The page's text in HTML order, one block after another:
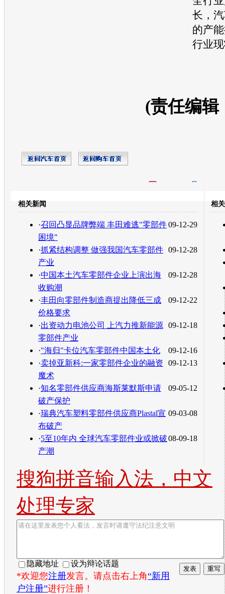
长，
的产能
行业
(责任编辑
转发至：
相关新闻
09-12-29
·召回凸显品牌弊端 丰田难逃"零部件
困境"
09-12-28
·抓紧结构调整 做强我国汽车零部件
产业
09-12-28
·中国本土汽车零部件企业上演出海
收购潮
09-12-22
·丰田向零部件制造商提出降低三成
价格要求
09-12-18
·出资动力电池公司 上汽力推新能源
零部件产业
09-12-16
·"海归"卡位汽车零部件中国本土化
09-12-13
·卖掉亚新科:一家零部件企业的融资
魔术
09-05-12
·知名零部件供应商海斯莱默斯申请
破产保护
09-03-08
·瑞典汽车塑料零部件供应商Plastal宣
布破产
08-09-18
·5至10年内 全球汽车零部件业或掀破
产潮
相
搜狗拼音输入法，中文
处理专家
隐藏地址 设为辩论话题
*欢迎您注册发言。请点击右上角“新用
户注册”进行注册！